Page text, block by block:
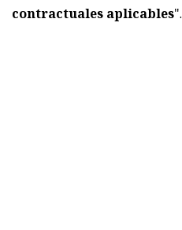
contractuales aplicables".